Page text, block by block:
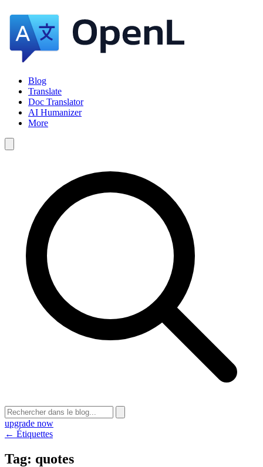
Blog
Translate
Doc Translator
AI Humanizer
More
upgrade now
← Étiquettes
Tag: quotes